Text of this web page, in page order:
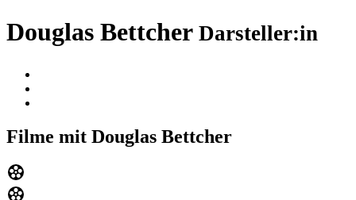
Douglas Bettcher Darsteller:in
Filme mit Douglas Bettcher